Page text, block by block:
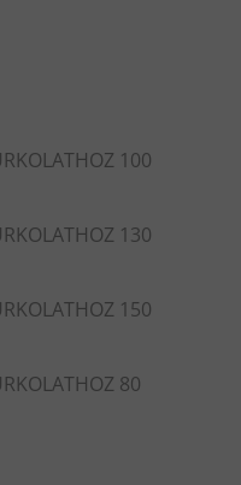
100
130
150
80